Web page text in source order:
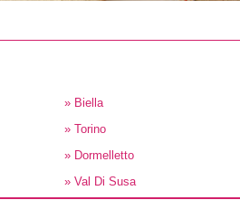
» Biella
» Torino
» Dormelletto
» Val Di Susa